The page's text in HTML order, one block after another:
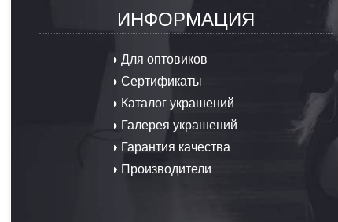
ИНФОРМАЦИЯ
Для оптовиков
Сертификаты
Каталог украшений
Галерея украшений
Гарантия качества
Производители